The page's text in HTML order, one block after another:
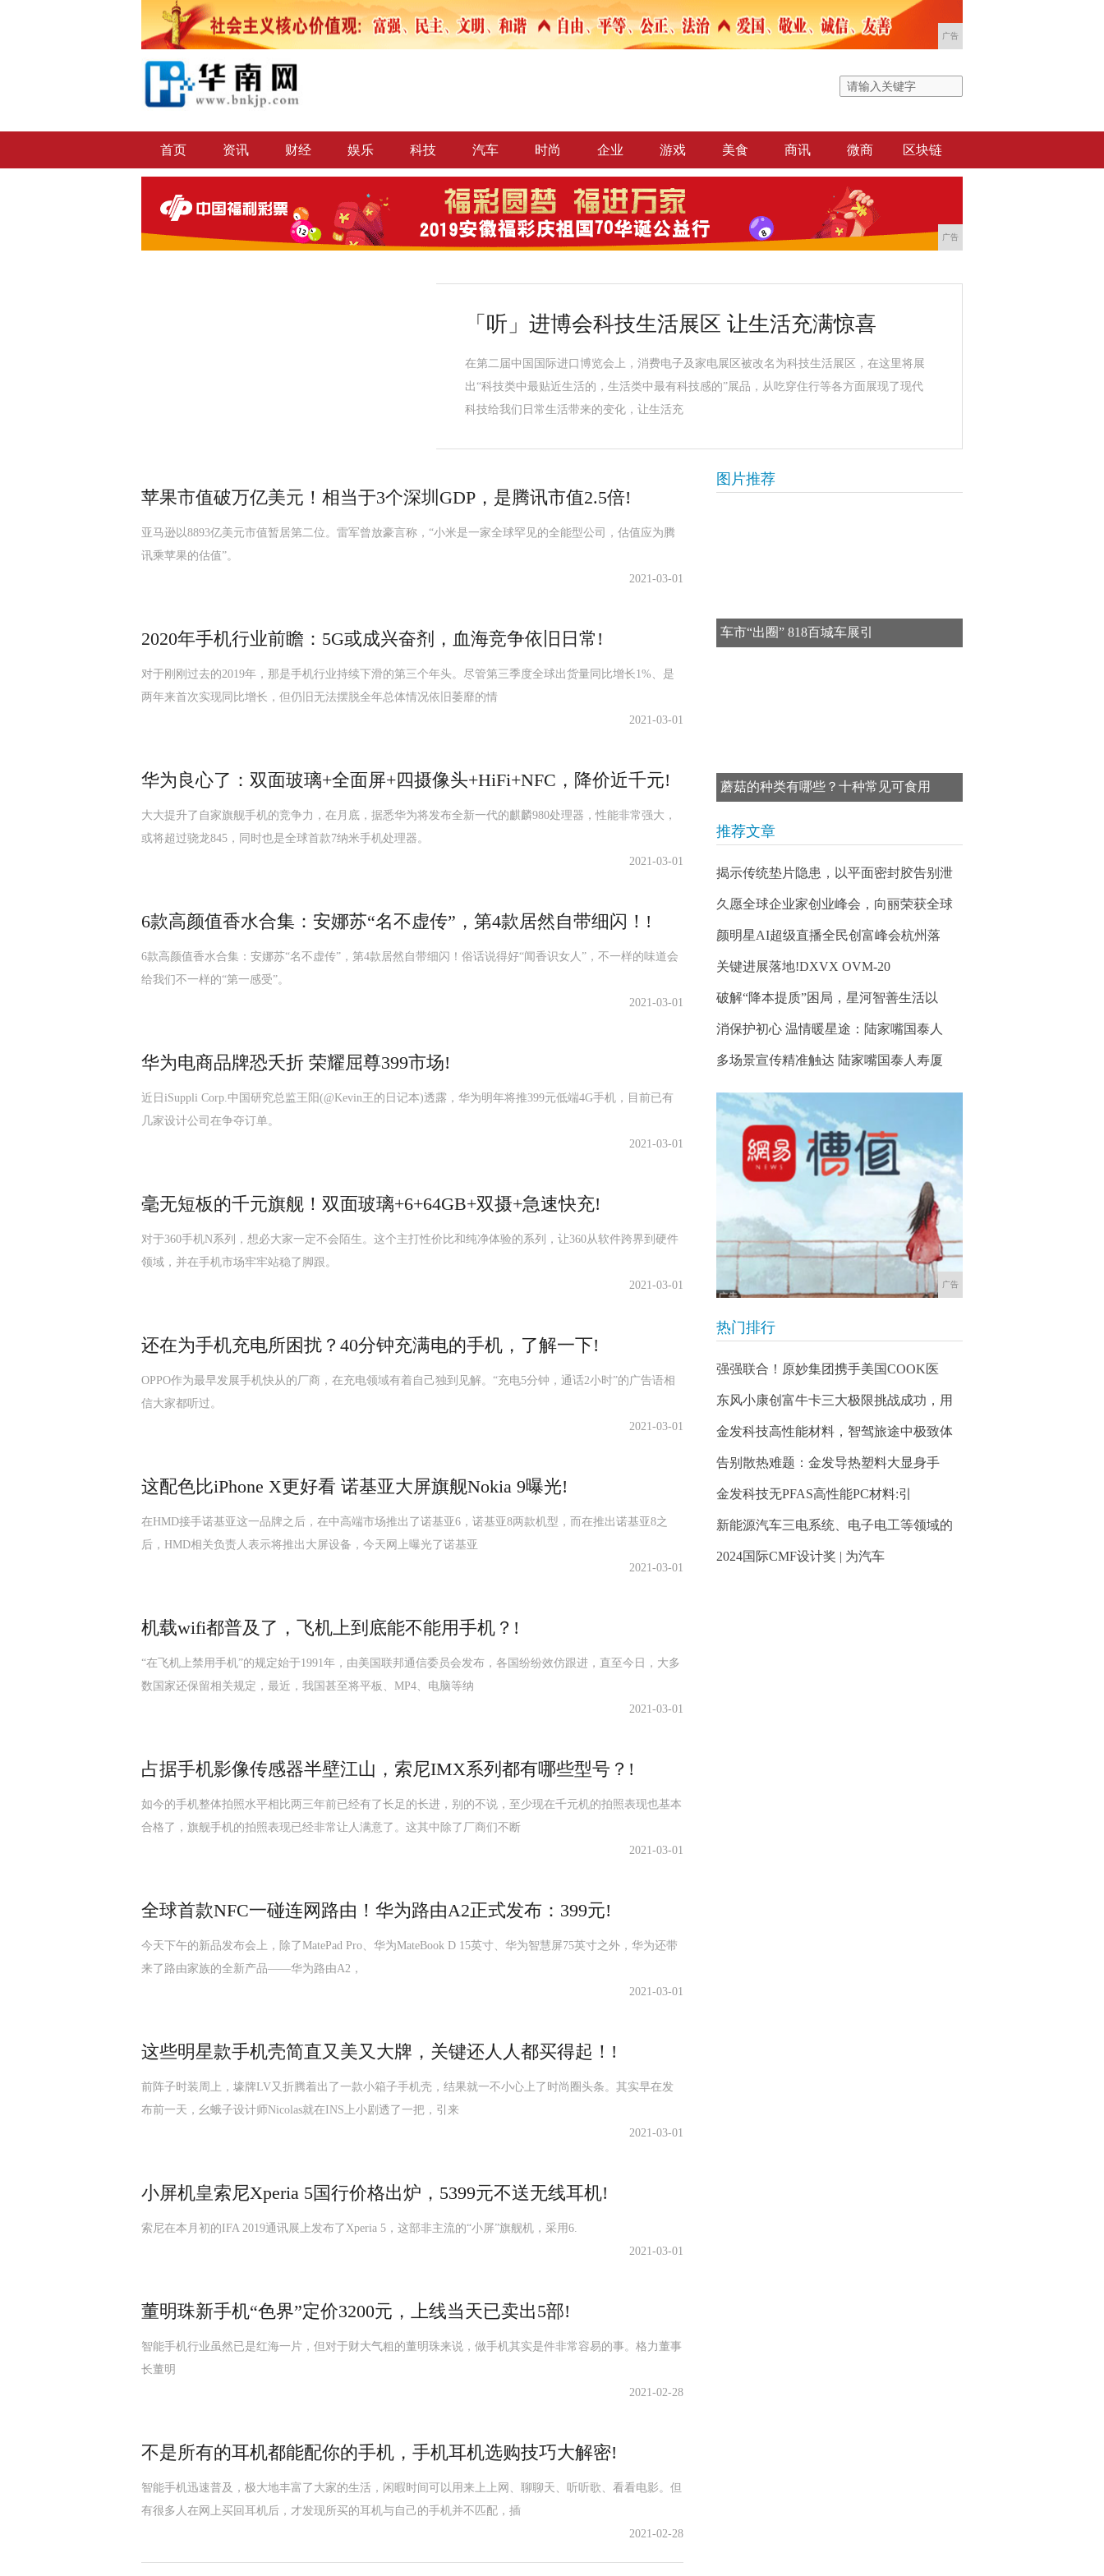
广告
首页 资讯 财经 娱乐 科技 汽车 时尚 企业 游戏 美食 商讯 微商 区块链
广告
「听」进博会科技生活展区 让生活充满惊喜
在第二届中国国际进口博览会上，消费电子及家电展区被改名为科技生活展区，在这里将展
出“科技类中最贴近生活的，生活类中最有科技感的”展品，从吃穿住行等各方面展现了现代
科技给我们日常生活带来的变化，让生活充
苹果市值破万亿美元！相当于3个深圳GDP，是腾讯市值2.5倍!
亚马逊以8893亿美元市值暂居第二位。雷军曾放豪言称，“小米是一家全球罕见的全能型公司，估值应为腾
讯乘苹果的估值”。
2021-03-01
2020年手机行业前瞻：5G或成兴奋剂，血海竞争依旧日常!
对于刚刚过去的2019年，那是手机行业持续下滑的第三个年头。尽管第三季度全球出货量同比增长1%、是
两年来首次实现同比增长，但仍旧无法摆脱全年总体情况依旧萎靡的情
2021-03-01
华为良心了：双面玻璃+全面屏+四摄像头+HiFi+NFC，降价近千元!
大大提升了自家旗舰手机的竞争力，在月底，据悉华为将发布全新一代的麒麟980处理器，性能非常强大，
或将超过骁龙845，同时也是全球首款7纳米手机处理器。
2021-03-01
6款高颜值香水合集：安娜苏“名不虚传”，第4款居然自带细闪！!
6款高颜值香水合集：安娜苏“名不虚传”，第4款居然自带细闪！俗话说得好“闻香识女人”，不一样的味道会
给我们不一样的“第一感受”。
2021-03-01
华为电商品牌恐夭折 荣耀屈尊399市场!
近日iSuppli Corp.中国研究总监王阳(@Kevin王的日记本)透露，华为明年将推399元低端4G手机，目前已有
几家设计公司在争夺订单。
2021-03-01
毫无短板的千元旗舰！双面玻璃+6+64GB+双摄+急速快充!
对于360手机N系列，想必大家一定不会陌生。这个主打性价比和纯净体验的系列，让360从软件跨界到硬件
领域，并在手机市场牢牢站稳了脚跟。
2021-03-01
还在为手机充电所困扰？40分钟充满电的手机，了解一下!
OPPO作为最早发展手机快从的厂商，在充电领域有着自己独到见解。“充电5分钟，通话2小时”的广告语相
信大家都听过。
2021-03-01
这配色比iPhone X更好看 诺基亚大屏旗舰Nokia 9曝光!
在HMD接手诺基亚这一品牌之后，在中高端市场推出了诺基亚6，诺基亚8两款机型，而在推出诺基亚8之
后，HMD相关负责人表示将推出大屏设备，今天网上曝光了诺基亚
2021-03-01
机载wifi都普及了，飞机上到底能不能用手机？!
“在飞机上禁用手机”的规定始于1991年，由美国联邦通信委员会发布，各国纷纷效仿跟进，直至今日，大多
数国家还保留相关规定，最近，我国甚至将平板、MP4、电脑等纳
2021-03-01
占据手机影像传感器半壁江山，索尼IMX系列都有哪些型号？!
如今的手机整体拍照水平相比两三年前已经有了长足的长进，别的不说，至少现在千元机的拍照表现也基本
合格了，旗舰手机的拍照表现已经非常让人满意了。这其中除了厂商们不断
2021-03-01
全球首款NFC一碰连网路由！华为路由A2正式发布：399元!
今天下午的新品发布会上，除了MatePad Pro、华为MateBook D 15英寸、华为智慧屏75英寸之外，华为还带
来了路由家族的全新产品——华为路由A2，
2021-03-01
这些明星款手机壳简直又美又大牌，关键还人人都买得起！!
前阵子时装周上，壕牌LV又折腾着出了一款小箱子手机壳，结果就一不小心上了时尚圈头条。其实早在发
布前一天，幺蛾子设计师Nicolas就在INS上小剧透了一把，引来
2021-03-01
小屏机皇索尼Xperia 5国行价格出炉，5399元不送无线耳机!
索尼在本月初的IFA 2019通讯展上发布了Xperia 5，这部非主流的“小屏”旗舰机，采用6.
2021-03-01
董明珠新手机“色界”定价3200元，上线当天已卖出5部!
智能手机行业虽然已是红海一片，但对于财大气粗的董明珠来说，做手机其实是件非常容易的事。格力董事
长董明
2021-02-28
不是所有的耳机都能配你的手机，手机耳机选购技巧大解密!
智能手机迅速普及，极大地丰富了大家的生活，闲暇时间可以用来上上网、聊聊天、听听歌、看看电影。但
有很多人在网上买回耳机后，才发现所买的耳机与自己的手机并不匹配，插
2021-02-28
图片推荐
车市“出圈” 818百城车展引
蘑菇的种类有哪些？十种常见可食用
推荐文章
揭示传统垫片隐患，以平面密封胶告别泄
久愿全球企业家创业峰会，向丽荣获全球
颜明星AI超级直播全民创富峰会杭州落
关键进展落地!DXVX OVM-20
破解“降本提质”困局，星河智善生活以
消保护初心 温情暖星途：陆家嘴国泰人
多场景宣传精准触达 陆家嘴国泰人寿厦
广告
热门排行
强强联合！原妙集团携手美国COOK医
东风小康创富牛卡三大极限挑战成功，用
金发科技高性能材料，智驾旅途中极致体
告别散热难题：金发导热塑料大显身手
金发科技无PFAS高性能PC材料:引
新能源汽车三电系统、电子电工等领域的
2024国际CMF设计奖 | 为汽车